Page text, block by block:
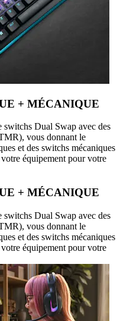
+ MÉCANIQUE
switchs Dual Swap avec des
vous donnant le
et des switchs mécaniques
équipement pour votre
+ MÉCANIQUE
switchs Dual Swap avec des
vous donnant le
et des switchs mécaniques
équipement pour votre